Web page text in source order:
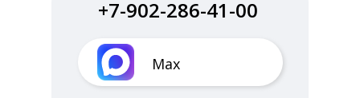
Max
+7-902-286-41-00